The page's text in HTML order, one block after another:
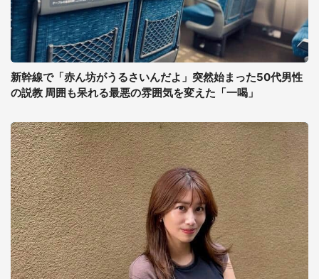
新幹線で「赤ん坊がうるさいんだよ」突然始まった50代男性
の説教 周囲も呆れる最悪の雰囲気を変えた「一喝」